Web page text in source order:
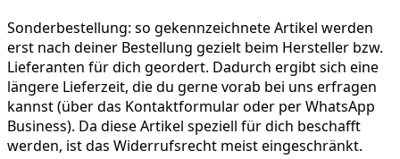
Sonderbestellung: so gekennzeichnete Artikel werden
erst nach deiner Bestellung gezielt beim Hersteller bzw.
Lieferanten für dich geordert. Dadurch ergibt sich eine
längere Lieferzeit, die du gerne vorab bei uns erfragen
kannst (über das Kontaktformular oder per WhatsApp
Business). Da diese Artikel speziell für dich beschafft
werden, ist das Widerrufsrecht meist eingeschränkt.